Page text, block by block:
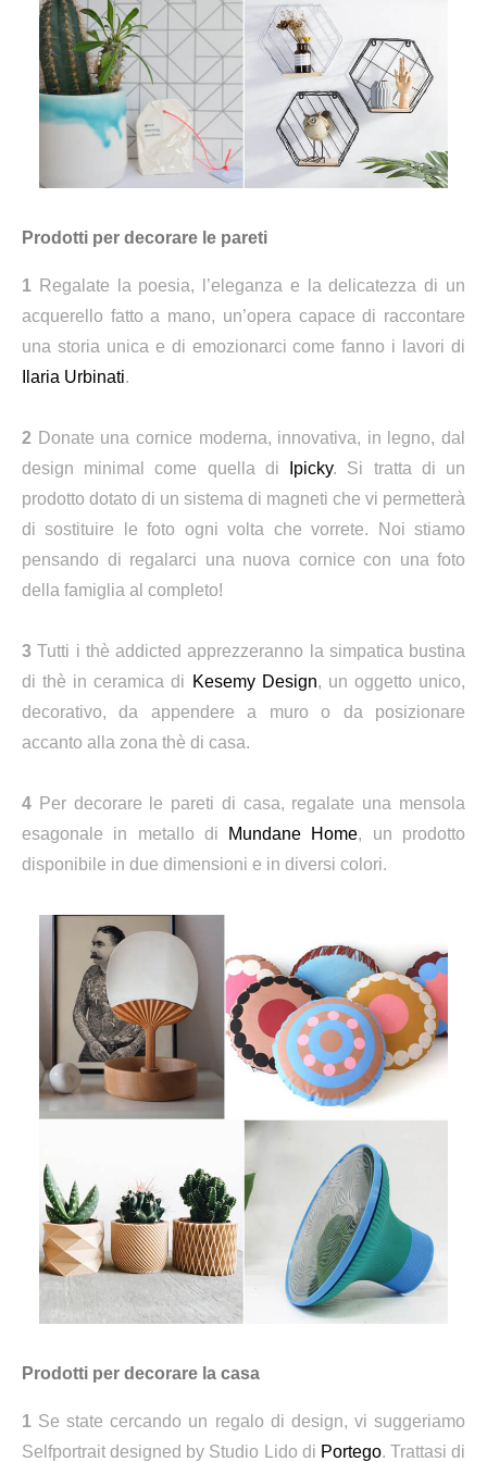
Prodotti per decorare le pareti
1 Regalate la poesia, l’eleganza e la delicatezza di un
acquerello fatto a mano, un’opera capace di raccontare
una storia unica e di emozionarci come fanno i lavori di
Ilaria Urbinati.
2 Donate una cornice moderna, innovativa, in legno, dal
design minimal come quella di
Ipicky. Si tratta di un
prodotto dotato di un sistema di magneti che vi permetterà
di sostituire le foto ogni volta che vorrete. Noi stiamo
pensando di regalarci una nuova cornice con una foto
della famiglia al completo!
3Tutti i thè addicted apprezzeranno la simpatica bustina
di thè in ceramica di Kesemy Design, un oggetto unico,
decorativo, da appendere a muro o da posizionare
accanto alla zona thè di casa.
4 Per decorare le pareti di casa, regalate una mensola
esagonale in metallo di
Mundane Home, un prodotto
disponibile in due dimensioni e in diversi colori.
Prodotti per decorare la casa
1 Se state cercando un regalo di design, vi suggeriamo
Selfportrait designed by Studio Lido di Portego. Trattasi di